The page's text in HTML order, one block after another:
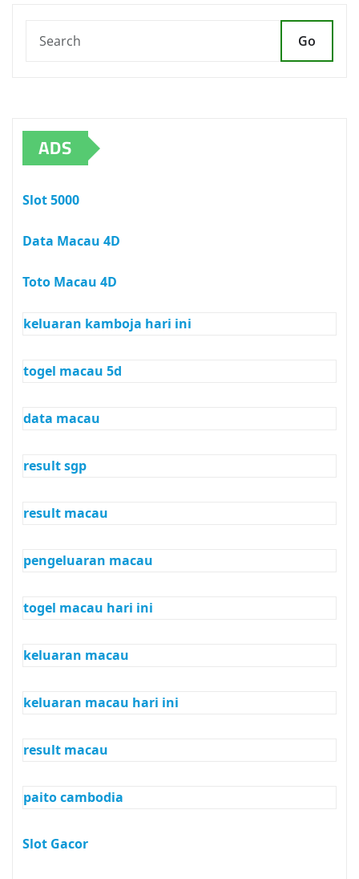
Go
ADS
Slot 5000
Data Macau 4D
Toto Macau 4D
keluaran kamboja hari ini
togel macau 5d
data macau
result sgp
result macau
pengeluaran macau
togel macau hari ini
keluaran macau
keluaran macau hari ini
result macau
paito cambodia
Slot Gacor